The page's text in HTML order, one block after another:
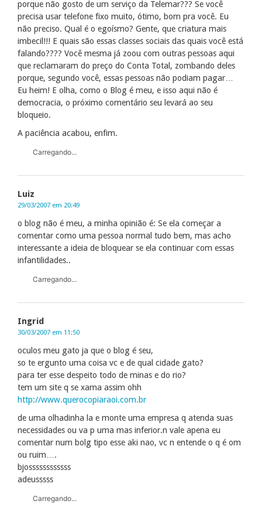
porque não gosto de um serviço da Telemar??? Se você
precisa usar telefone fixo muito, ótimo, bom pra você. Eu
não preciso. Qual é o egoísmo? Gente, que criatura mais
imbecil!!! E quais são essas classes sociais das quais você está
falando???? Você mesma já zoou com outras pessoas aqui
que reclamaram do preço do Conta Total, zombando deles
porque, segundo você, essas pessoas não podiam pagar…
Eu heim! E olha, como o Blog é meu, e isso aqui não é
democracia, o próximo comentário seu levará ao seu
bloqueio.
A paciência acabou, enfim.
Carregando...
Luiz
29/03/2007 em 20:49
o blog não é meu, a minha opinião é: Se ela começar a
comentar como uma pessoa normal tudo bem, mas acho
interessante a ideia de bloquear se ela continuar com essas
infantilidades..
Carregando...
Ingrid
30/03/2007 em 11:50
oculos meu gato ja que o blog é seu,
so te ergunto uma coisa vc e de qual cidade gato?
para ter esse despeito todo de minas e do rio?
tem um site q se xama assim ohh
http://www.querocopiaraoi.com.br
de uma olhadinha la e monte uma empresa q atenda suas
necessidades ou va p uma mas inferior.n vale apena eu
comentar num bolg tipo esse aki nao, vc n entende o q é om
ou ruim….
bjossssssssssss
adeusssss
Carregando...